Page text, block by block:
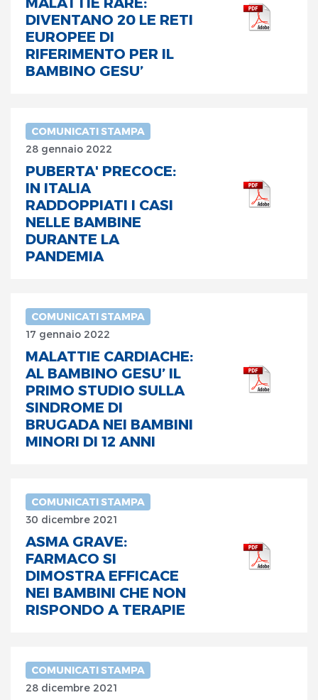
DIVENTANO 20 LE RETI
EUROPEE DI
RIFERIMENTO PER IL
BAMBINO GESU’
COMUNICATI STAMPA
28 gennaio 2022
PUBERTA' PRECOCE:
IN ITALIA
RADDOPPIATI I CASI
NELLE BAMBINE
DURANTE LA
PANDEMIA
COMUNICATI STAMPA
17 gennaio 2022
MALATTIE CARDIACHE:
AL BAMBINO GESU’ IL
PRIMO STUDIO SULLA
SINDROME DI
BRUGADA NEI BAMBINI
MINORI DI 12 ANNI
COMUNICATI STAMPA
30 dicembre 2021
ASMA GRAVE:
FARMACO SI
DIMOSTRA EFFICACE
NEI BAMBINI CHE NON
RISPONDO A TERAPIE
COMUNICATI STAMPA
28 dicembre 2021